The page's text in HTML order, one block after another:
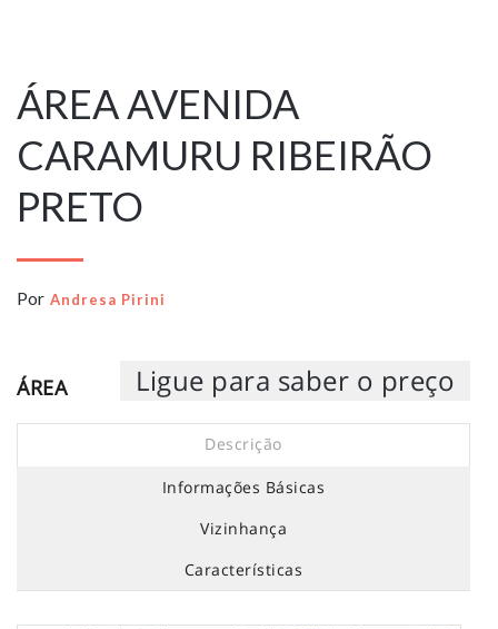
ÁREA AVENIDA
CARAMURU RIBEIRÃO
PRETO
Por Andresa Pirini
ÁREA Ligue para saber o preço
Descrição
Informações Básicas
Vizinhança
Características